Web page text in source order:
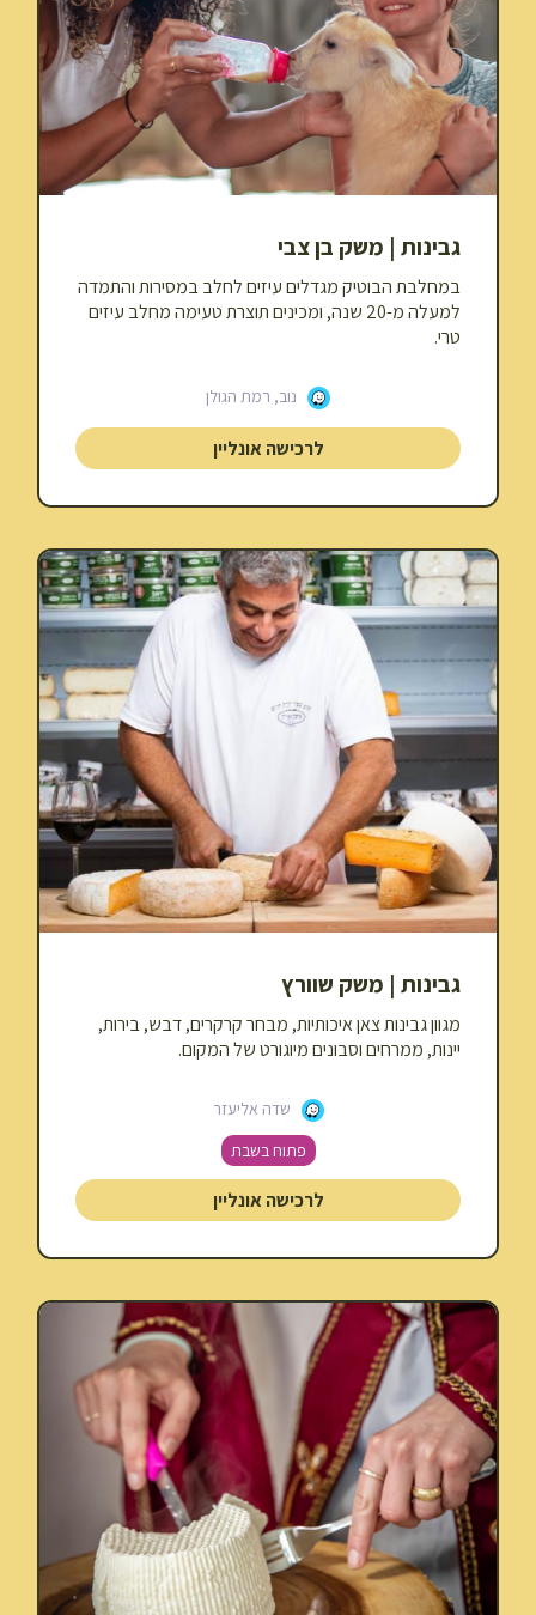
גבינות | משק בן צבי
במחלבת הבוטיק מגדלים עיזים לחלב במסירות והתמדה
למעלה מ-20 שנה, ומכינים תוצרת טעימה מחלב עיזים
טרי.
נוב, רמת הגולן
לרכישה אונליין
גבינות | משק שוורץ
מגוון גבינות צאן איכותיות, מבחר קרקרים, דבש, בירות,
יינות, ממרחים וסבונים מיוגורט של המקום.
שדה אליעזר
פתוח בשבת
לרכישה אונליין